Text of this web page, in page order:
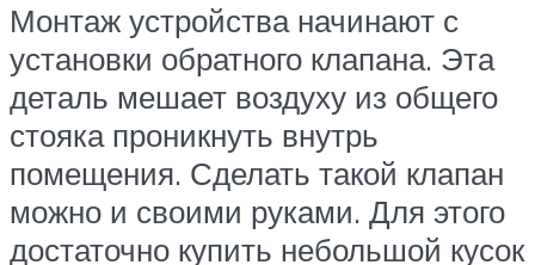
Монтаж устройства начинают с
установки обратного клапана. Эта
деталь мешает воздуху из общего
стояка проникнуть внутрь
помещения. Сделать такой клапан
можно и своими руками. Для этого
достаточно купить небольшой кусок